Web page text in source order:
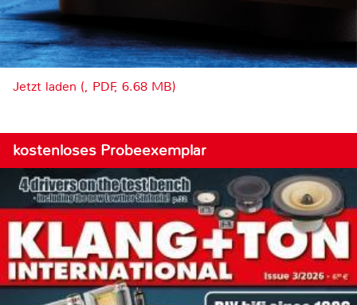
Jetzt laden (, PDF, 6.68 MB)
kostenloses Probeexemplar